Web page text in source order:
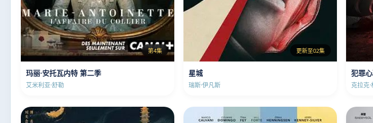
第4集
玛丽·安托瓦内特 第二季
艾米利亚·舒勒
更新至02集
星城
瑞斯·伊凡斯
犯罪
克拉克